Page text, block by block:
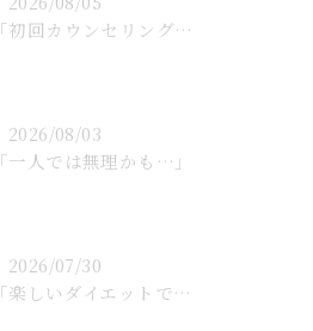
「初回カウンセリングでは何をするの？」
2026/08/03
「一人では無理かも…」
2026/07/30
「楽しいダイエットでした♡」